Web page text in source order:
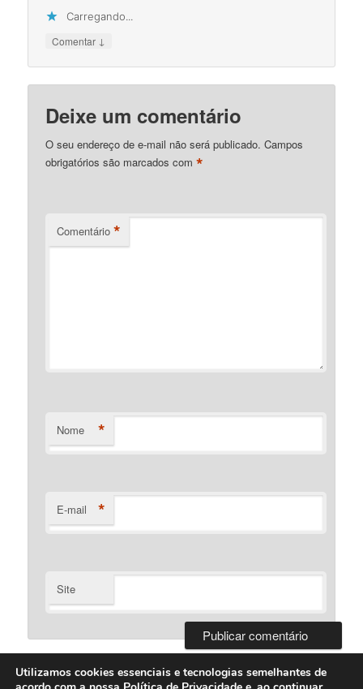
Carregando...
Comentar ↓
Deixe um comentário
O seu endereço de e-mail não será publicado. Campos
obrigatórios são marcados com*
Comentário *
Nome *
E-mail *
Site
Utilizamos cookies essenciais e tecnologias semelhantes de